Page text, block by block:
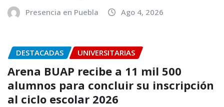
Presencia en Puebla Ago 4, 2026
DESTACADAS UNIVERSITARIAS
Arena BUAP recibe a 11 mil 500
alumnos para concluir su inscripción
al ciclo escolar 2026